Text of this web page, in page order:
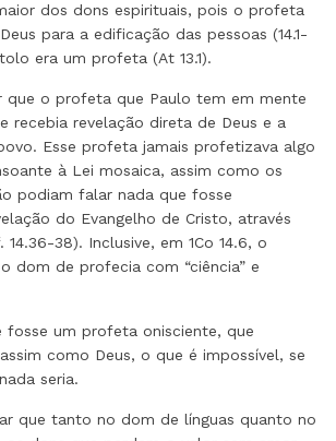
dos dons espirituais, pois o profeta
para a edificação das pessoas (14.1-
era um profeta (At 13.1).
que o profeta que Paulo tem em mente
recebia revelação direta de Deus e a
Esse profeta jamais profetizava algo
à Lei mosaica, assim como os
podiam falar nada que fosse
do Evangelho de Cristo, através
38). Inclusive, em 1Co 14.6, o
dom de profecia com “ciência” e
fosse um profeta onisciente, que
como Deus, o que é impossível, se
seria.
que tanto no dom de línguas quanto no